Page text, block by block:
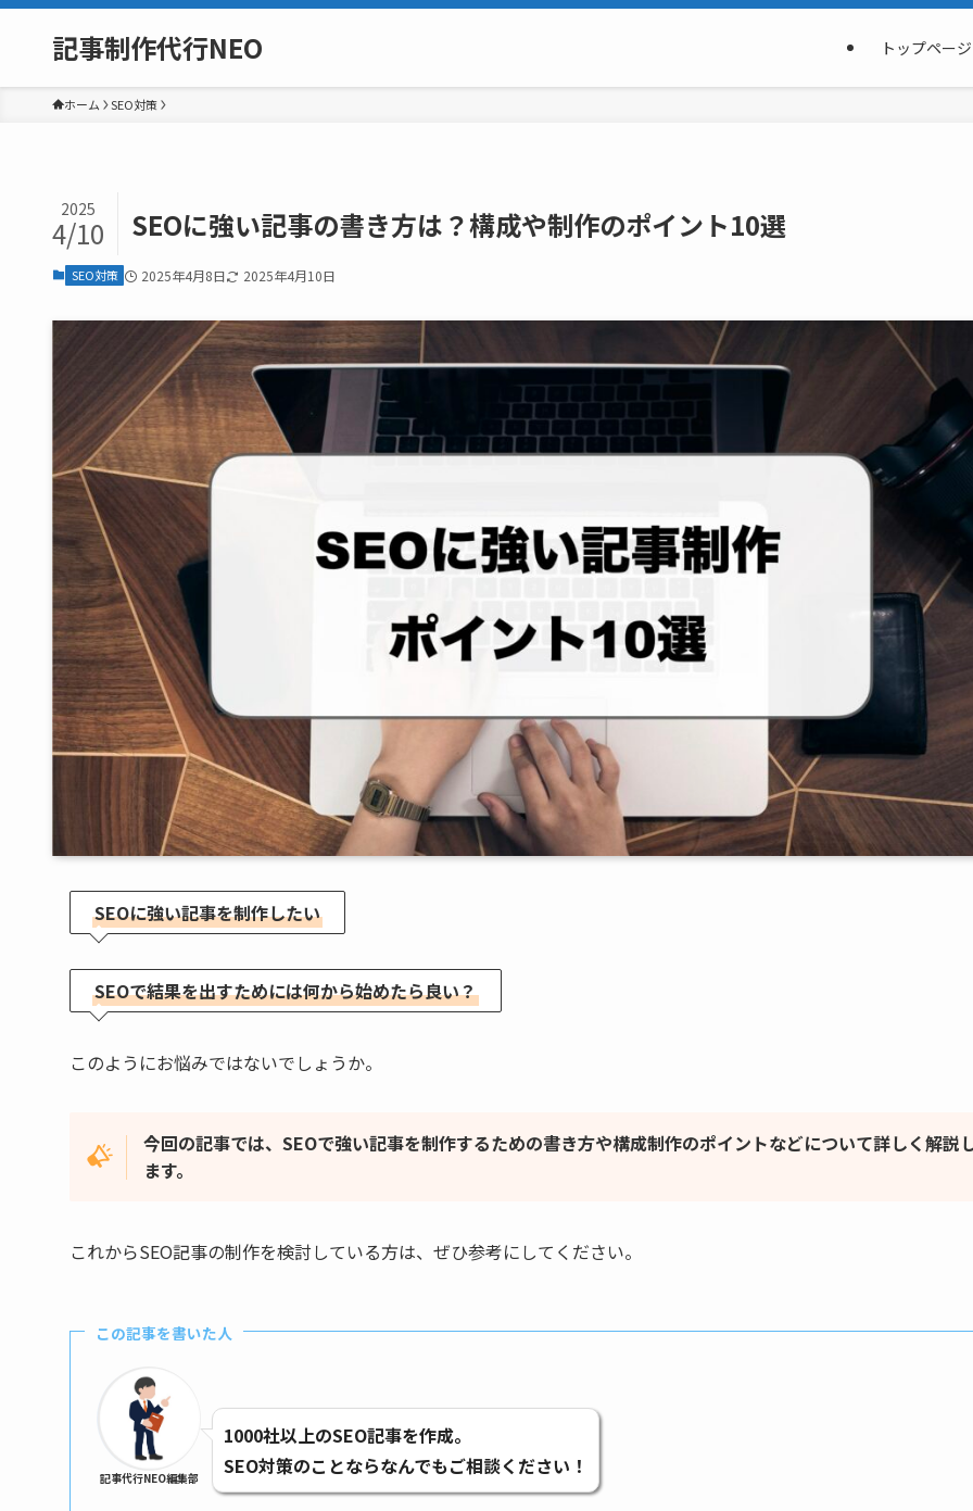
記事制作代行NEO トップページ
ホーム SEO対策
SEOに強い記事の書き方は？構成や制作のポイント10選
2025
4/10
SEO対策 2025年4月8日 2025年4月10日
SEOに強い記事を制作したい
SEOで結果を出すためには何から始めたら良い？
このようにお悩みではないでしょうか。
今回の記事では、SEOで強い記事を制作するための書き方や構成制作のポイントなどについて詳しく解説
ます。
これからSEO記事の制作を検討している方は、ぜひ参考にしてください。
この記事を書いた人
記事代行NEO編集部
1000社以上のSEO記事を作成。
SEO対策のことならなんでもご相談ください！